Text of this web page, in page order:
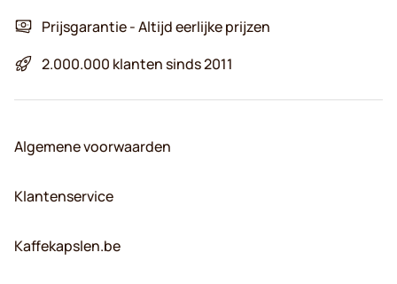
Prijsgarantie - Altijd eerlijke prijzen
2.000.000 klanten sinds 2011
Algemene voorwaarden
Klantenservice
Kaffekapslen.be